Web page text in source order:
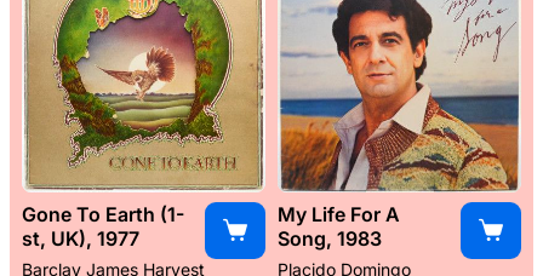
Gone To Earth (1-
st, UK), 1977
Barclay James Harvest
My Life For A
Song, 1983
Placido Domingo